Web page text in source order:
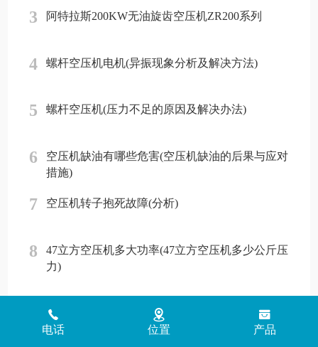
3 阿特拉斯200KW无油旋齿空压机ZR200系列
4 螺杆空压机电机(异振现象分析及解决方法)
5 螺杆空压机(压力不足的原因及解决办法)
6
空压机缺油有哪些危害(空压机缺油的后果与应对
措施)
7 空压机转子抱死故障(分析)
8
47立方空压机多大功率(47立方空压机多少公斤压
力)
电话 位置 产品
Copyright © 2018 - 2026 www.jinlingyasuoji.com
气胜智能装备（深圳）
有限公司版权所有
粤ICP备2021072975号
粤公网安备